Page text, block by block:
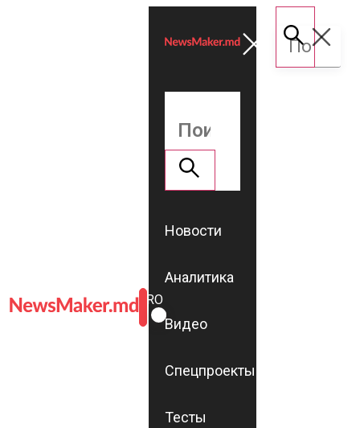
ROMÂNĂ
RU
Новости
Аналитика
Видео
Спецпроекты
Тесты